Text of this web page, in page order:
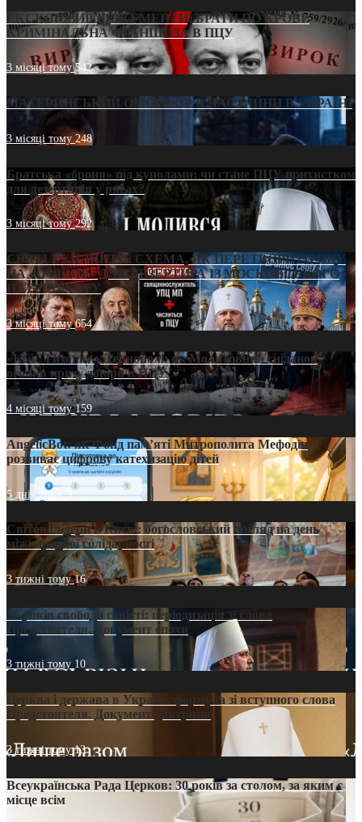
ЕКСКЛЮЗИВ (ДОКУМЕНТИ)/БРАТИ ПО КРОВІ:
КРИМІНАЛЬНА ФРАНШИЗА В ПЦУ
3 місяці тому542
МАТЕРИНСЬКИЙ ОМОРФОР В ЧАС ВІЙНИ В УКРАЇНІ
3 місяці тому248
Братська «броня» під куполами: чи стане ПЦУ прихистком
для дезертирів у рясах?
3 місяці тому292
СВЯТІ УХИЛЯНТИ: СХЕМА, ЯК ПЕРЕТВОРИТИ ПЦУ
НА «ОФШОР» ДЛЯ ДЕЗЕРТИРА ІЗ МОСКОВСЬКОГО
ПАТРІАРХАТУ
3 місяці тому654
«Кейс Тихона» у Тернополі: як Молитовний сніданок
оголив кризу довіри в ПЦУ
4 місяці тому159
AngelicBot: як Фонд пам’яті Митрополита Мефодія
розвиває цифрову катехизацію дітей
5 днів тому9
Світові лідери в Києві: богословський погляд на день
міжнародної солідарності
3 тижні тому16
35 років свободи совісті: періодизація зі слова
Предстоятеля. Документ епохи
3 тижні тому 10
Церква і держава в Україні: формула зі вступного слова
Предстоятеля. Документ доктрини
3 тижні тому13
Всеукраїнська Рада Церков: 30 років за столом, за яким є
місце всім